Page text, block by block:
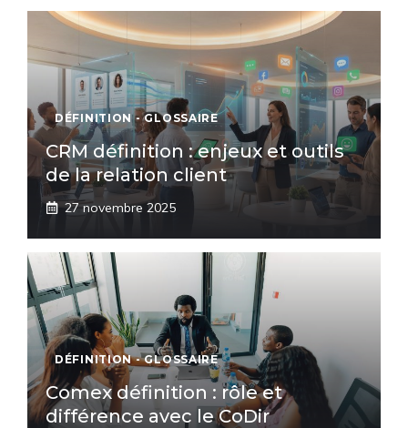
DÉFINITION - GLOSSAIRE
CRM définition : enjeux et outils
de la relation client
27 novembre 2025
DÉFINITION - GLOSSAIRE
Comex définition : rôle et
différence avec le CoDir